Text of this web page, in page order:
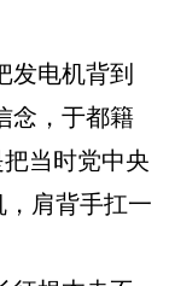
电机背到
念，于都籍
当时党中央
肩背手扛一